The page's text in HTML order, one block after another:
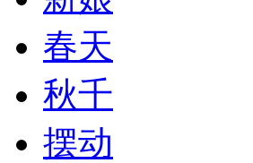
春天
秋千
摆动